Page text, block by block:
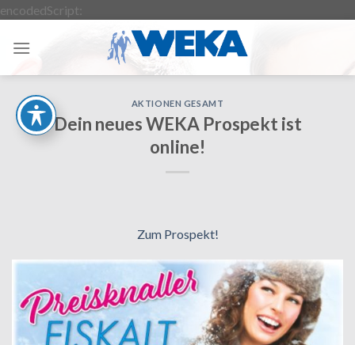
encodedScript:
springen
AKTIONEN GESAMT
Dein neues WEKA Prospekt ist
online!
Zum Prospekt!